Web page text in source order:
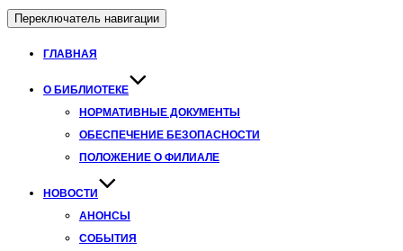
Переключатель навигации
ГЛАВНАЯ
О БИБЛИОТЕКЕ
НОРМАТИВНЫЕ ДОКУМЕНТЫ
ОБЕСПЕЧЕНИЕ БЕЗОПАСНОСТИ
ПОЛОЖЕНИЕ О ФИЛИАЛЕ
НОВОСТИ
АНОНСЫ
СОБЫТИЯ